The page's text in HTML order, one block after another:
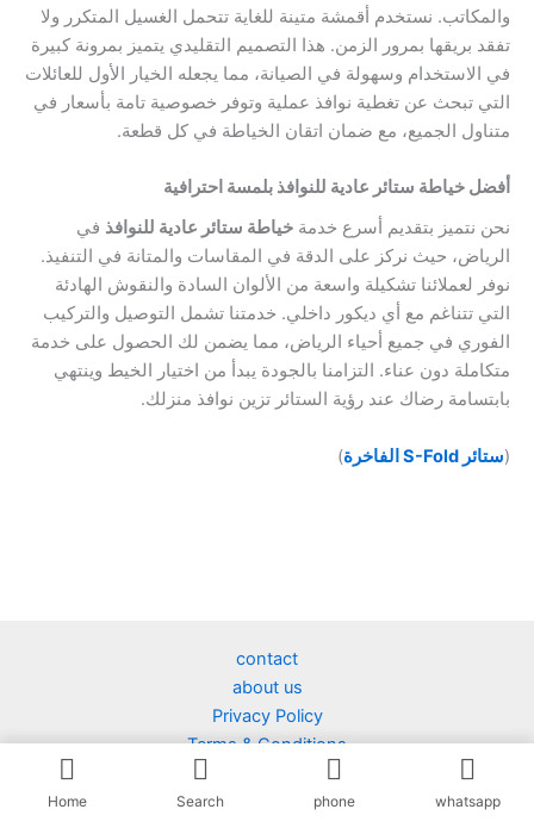
والمكاتب. نستخدم أقمشة متينة للغاية تتحمل الغسيل المتكرر ولا
تفقد بريقها بمرور الزمن. هذا التصميم التقليدي يتميز بمرونة كبيرة
في الاستخدام وسهولة في الصيانة، مما يجعله الخيار الأول للعائلات
التي تبحث عن تغطية نوافذ عملية وتوفر خصوصية تامة بأسعار في
متناول الجميع، مع ضمان اتقان الخياطة في كل قطعة.
أفضل خياطة ستائر عادية للنوافذ بلمسة احترافية
نحن نتميز بتقديم أسرع خدمة خياطة ستائر عادية للنوافذ في
الرياض، حيث نركز على الدقة في المقاسات والمتانة في التنفيذ.
نوفر لعملائنا تشكيلة واسعة من الألوان السادة والنقوش الهادئة
التي تتناغم مع أي ديكور داخلي. خدمتنا تشمل التوصيل والتركيب
الفوري في جميع أحياء الرياض، مما يضمن لك الحصول على خدمة
متكاملة دون عناء. التزامنا بالجودة يبدأ من اختيار الخيط وينتهي
بابتسامة رضاك عند رؤية الستائر تزين نوافذ منزلك.
(ستائر S-Fold الفاخرة )
contact
about us
Privacy Policy
Terms & Conditions
NAHID HOSSEN 28.3.2026
whatsapp
phone
Search
Home